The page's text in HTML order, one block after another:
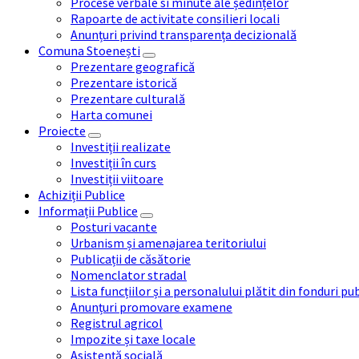
Rapoarte de activitate consilieri locali
Anunțuri privind transparența decizională
Comuna Stoenești
Prezentare geografică
Prezentare istorică
Prezentare culturală
Harta comunei
Proiecte
Investiții realizate
Investiții în curs
Investiții viitoare
Achiziții Publice
Informații Publice
Posturi vacante
Urbanism și amenajarea teritoriului
Publicații de căsătorie
Nomenclator stradal
Lista funcțiilor și a personalului plătit din fonduri
Anunțuri promovare examene
Registrul agricol
Impozite și taxe locale
Asistență socială